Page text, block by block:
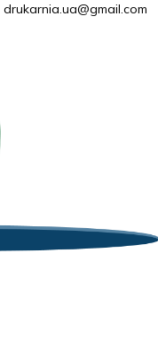
drukarnia.ua@gmail.com